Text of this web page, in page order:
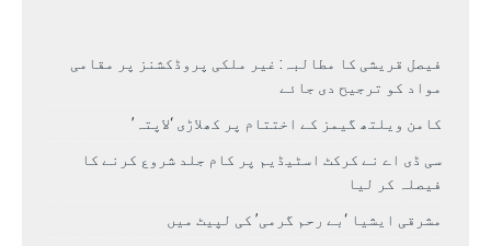
فیصل قریشی کا مطالبہ: غیر ملکی پروڈکشنز پر مقامی
مواد کو ترجیح دی جائے
کامن ویلتھ گیمز کے اختتام پر کھلاڑی ‘لاپتہ’
سی ڈی اے نے کرکٹ اسٹیڈیم پر کام جلد شروع کرنے کا
فیصلہ کر لیا
مشرقی ایشیا ‘بے رحم گرمی’ کی لپیٹ میں